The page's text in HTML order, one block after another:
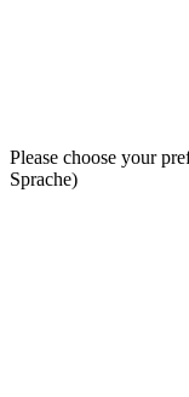
Please choose your
Sprache)